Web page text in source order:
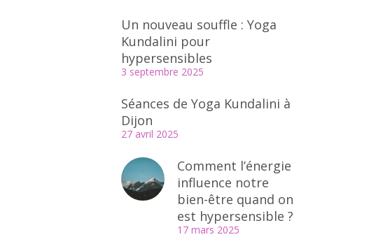
Un nouveau souffle : Yoga
Kundalini pour
hypersensibles
3 septembre 2025
Séances de Yoga Kundalini à
Dijon
27 avril 2025
Comment l’énergie
influence notre
bien-être quand on
est hypersensible ?
17 mars 2025